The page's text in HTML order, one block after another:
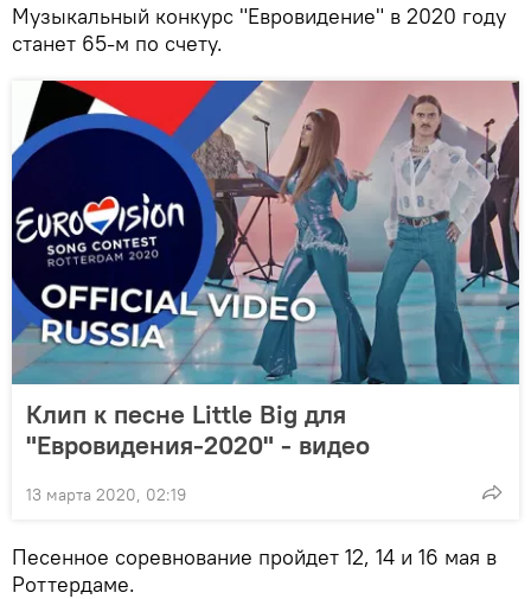
Музыкальный конкурс "Евровидение" в 2020 году
станет 65-м по счету.
Клип к песне Little Big для
"Евровидения-2020" - видео
13 марта 2020, 02:19
Песенное соревнование пройдет 12, 14 и 16 мая в
Роттердаме.